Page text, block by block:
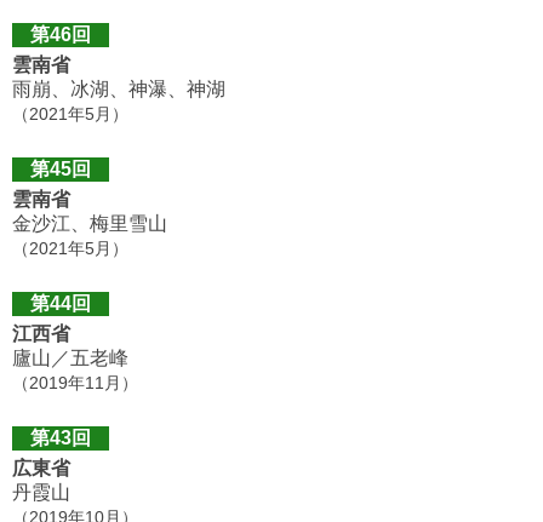
第46回
雲南省
雨崩、冰湖、神瀑、神湖
（2021年5月）
第45回
雲南省
金沙江、梅里雪山
（2021年5月）
第44回
江西省
廬山／五老峰
（2019年11月）
第43回
広東省
丹霞山
（2019年10月）